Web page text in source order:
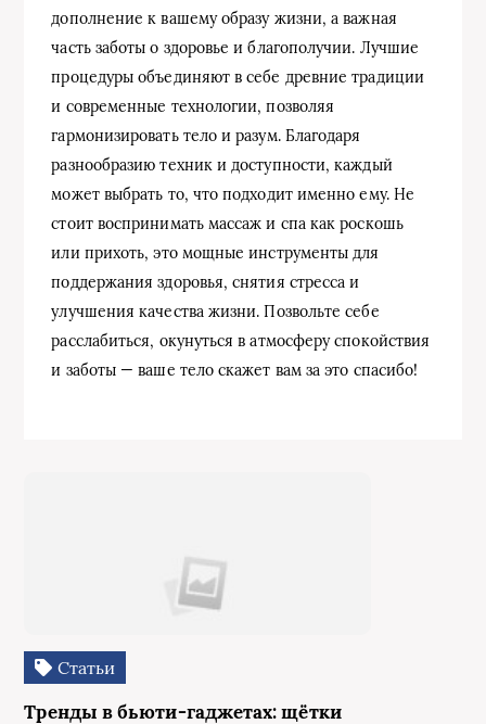
дополнение к вашему образу жизни, а важная
часть заботы о здоровье и благополучии. Лучшие
процедуры объединяют в себе древние традиции
и современные технологии, позволяя
гармонизировать тело и разум. Благодаря
разнообразию техник и доступности, каждый
может выбрать то, что подходит именно ему. Не
стоит воспринимать массаж и спа как роскошь
или прихоть, это мощные инструменты для
поддержания здоровья, снятия стресса и
улучшения качества жизни. Позвольте себе
расслабиться, окунуться в атмосферу спокойствия
и заботы — ваше тело скажет вам за это спасибо!
Статьи
Тренды в бьюти‑гаджетах: щётки